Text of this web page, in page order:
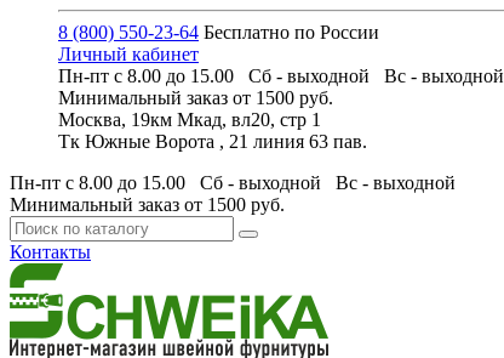
8 (800) 550-23-64 Бесплатно по России
Личный кабинет
Пн-пт с 8.00 до 15.00 Сб - выходной Вс - выходной
Минимальный заказ от 1500 руб.
Москва, 19км Мкад, вл20, стр 1
Тк Южные Ворота , 21 линия 63 пав.
Пн-пт с 8.00 до 15.00 Сб - выходной Вс - выходной
Минимальный заказ от 1500 руб.
Контакты